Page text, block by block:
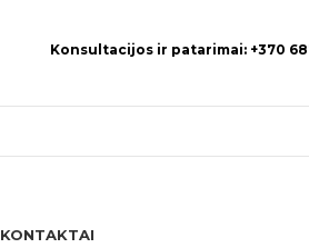
Konsultacijos ir patarimai: +370
KONTAKTAI